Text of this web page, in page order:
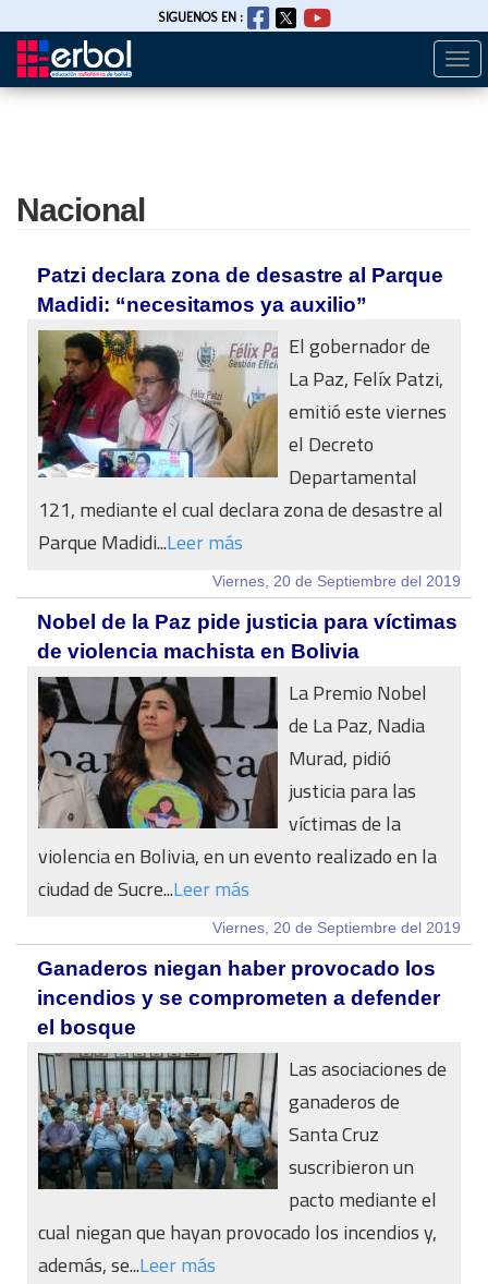
Pasar
SIGUENOS EN :
Nacional
Patzi declara zona de desastre al Parque
Madidi: “necesitamos ya auxilio”
El gobernador de
La Paz, Felíx Patzi,
emitió este viernes
el Decreto
Departamental
121, mediante el cual declara zona de desastre al
Parque Madidi...Leer más
Viernes, 20 de Septiembre del 2019
Nobel de la Paz pide justicia para víctimas
de violencia machista en Bolivia
La Premio Nobel
de La Paz, Nadia
Murad, pidió
justicia para las
víctimas de la
violencia en Bolivia, en un evento realizado en la
ciudad de Sucre...Leer más
Viernes, 20 de Septiembre del 2019
Ganaderos niegan haber provocado los
incendios y se comprometen a defender
el bosque
Las asociaciones de
ganaderos de
Santa Cruz
suscribieron un
pacto mediante el
cual niegan que hayan provocado los incendios y,
además, se...Leer más